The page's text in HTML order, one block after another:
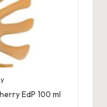
EdP 100 ml